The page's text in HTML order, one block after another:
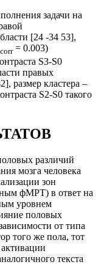
задачи на
[24 -34 53],
= 0.003)
S3-S0
правых
размер кластера –
S2-S0 такого
различий
мозга человека
зон
фМРТ) в ответ на
уровнем
половых
от типа
того же пола, тот
текста